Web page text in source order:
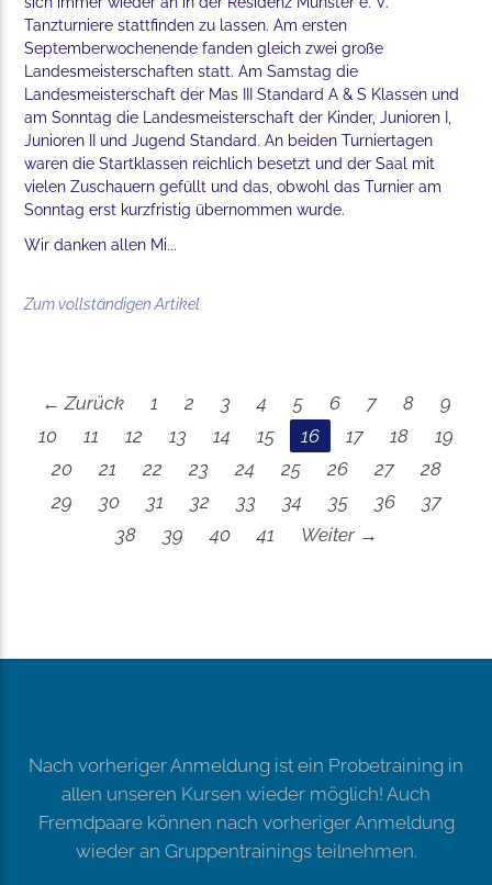
Tanzturniere stattfinden zu lassen. Am ersten
Septemberwochenende fanden gleich zwei große
Landesmeisterschaften statt. Am Samstag die
Landesmeisterschaft der Mas III Standard A & S Klassen und
am Sonntag die Landesmeisterschaft der Kinder, Junioren I,
Junioren II und Jugend Standard. An beiden Turniertagen
waren die Startklassen reichlich besetzt und der Saal mit
vielen Zuschauern gefüllt und das, obwohl das Turnier am
Sonntag erst kurzfristig übernommen wurde.
Wir danken allen Mi...
Zum vollständigen Artikel
← Zurück 1 2 3 4 5 6 7 8
9
10
11 12 13 14 15 16 17 18
19
20
21 22 23 24 25 26 27
28
29
30 31 32 33 34 35 36
37
38
39 40 41 Weiter →
Nach vorheriger Anmeldung ist ein Probetraining in
allen unseren Kursen wieder möglich! Auch
Fremdpaare können nach vorheriger Anmeldung
wieder an Gruppentrainings teilnehmen.